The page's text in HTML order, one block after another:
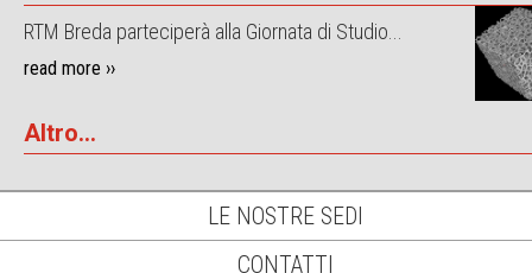
RTM Breda parteciperà alla Giornata di Studio...
read more ››
Altro...
LE NOSTRE SEDI
CONTATTI